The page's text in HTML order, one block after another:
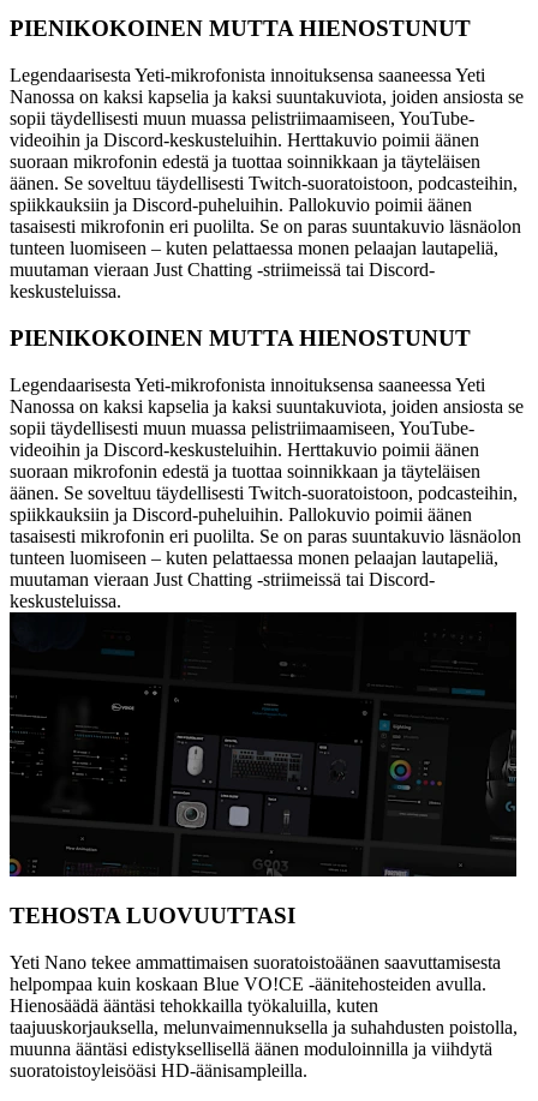
PIENIKOKOINEN MUTTA HIENOSTUNUT
Legendaarisesta Yeti-mikrofonista innoituksensa saaneessa Yeti
Nanossa on kaksi kapselia ja kaksi suuntakuviota, joiden ansiosta se
sopii täydellisesti muun muassa pelistriimaamiseen, YouTube-
videoihin ja Discord-keskusteluihin. Herttakuvio poimii äänen
suoraan mikrofonin edestä ja tuottaa soinnikkaan ja täyteläisen
äänen. Se soveltuu täydellisesti Twitch-suoratoistoon, podcasteihin,
spiikkauksiin ja Discord-puheluihin. Pallokuvio poimii äänen
tasaisesti mikrofonin eri puolilta. Se on paras suuntakuvio läsnäolon
tunteen luomiseen – kuten pelattaessa monen pelaajan lautapeliä,
muutaman vieraan Just Chatting -striimeissä tai Discord-
keskusteluissa.
PIENIKOKOINEN MUTTA HIENOSTUNUT
Legendaarisesta Yeti-mikrofonista innoituksensa saaneessa Yeti
Nanossa on kaksi kapselia ja kaksi suuntakuviota, joiden ansiosta se
sopii täydellisesti muun muassa pelistriimaamiseen, YouTube-
videoihin ja Discord-keskusteluihin. Herttakuvio poimii äänen
suoraan mikrofonin edestä ja tuottaa soinnikkaan ja täyteläisen
äänen. Se soveltuu täydellisesti Twitch-suoratoistoon, podcasteihin,
spiikkauksiin ja Discord-puheluihin. Pallokuvio poimii äänen
tasaisesti mikrofonin eri puolilta. Se on paras suuntakuvio läsnäolon
tunteen luomiseen – kuten pelattaessa monen pelaajan lautapeliä,
muutaman vieraan Just Chatting -striimeissä tai Discord-
keskusteluissa.
TEHOSTA LUOVUUTTASI
Yeti Nano tekee ammattimaisen suoratoistoäänen saavuttamisesta
helpompaa kuin koskaan Blue VO!CE -äänitehosteiden avulla.
Hienosäädä ääntäsi tehokkailla työkaluilla, kuten
taajuuskorjauksella, melunvaimennuksella ja suhahdusten poistolla,
muunna ääntäsi edistyksellisellä äänen moduloinnilla ja viihdytä
suoratoistoyleisöäsi HD-äänisampleilla.